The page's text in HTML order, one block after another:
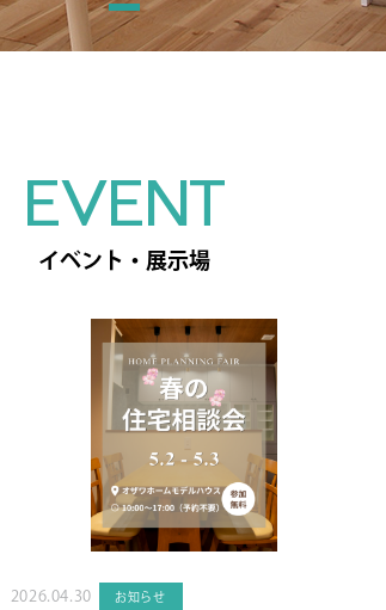
EVENT
イベント・展示場
2026.04.30 お知らせ